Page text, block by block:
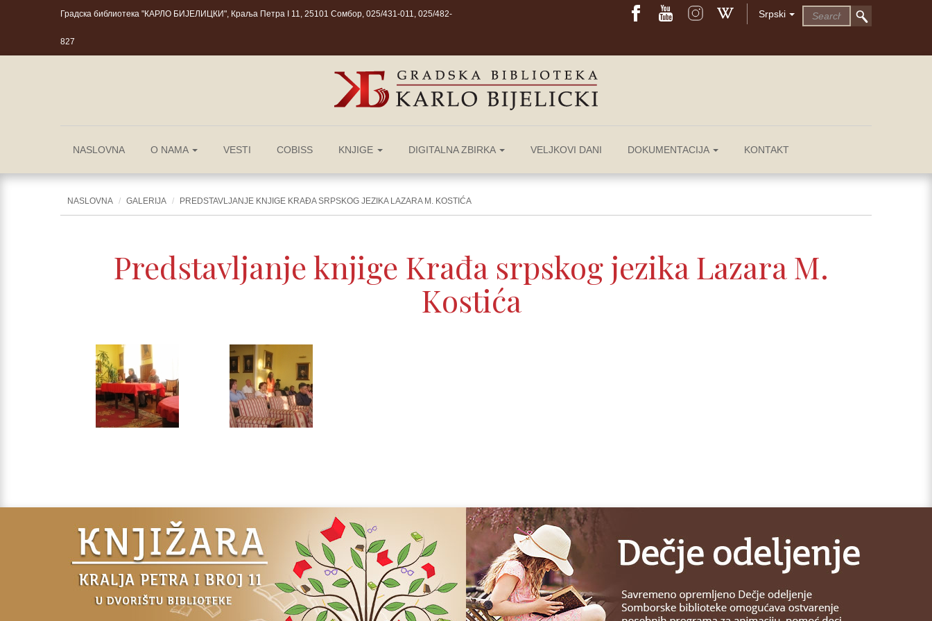
Градска библиотека "КАРЛО БИЈЕЛИЦКИ", Краља Петра I 11, 25101 Сомбор, 025/431-011, 025/482-
827
Srpski
NASLOVNA O NAMA VESTI COBISS KNJIGE DIGITALNA ZBIRKA VELJKOVI DANI DOKUMENTACIJA KONTAKT
NASLOVNA GALERIJA PREDSTAVLJANJE KNJIGE KRAĐA SRPSKOG JEZIKA LAZARA M. KOSTIĆA
Predstavljanje knjige Krađa srpskog jezika Lazara M.
Kostića